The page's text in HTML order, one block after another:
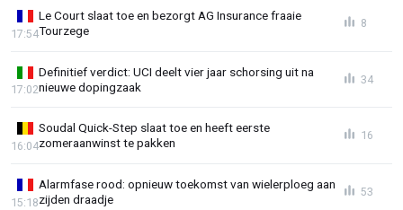
Le Court slaat toe en bezorgt AG Insurance fraaie
Tourzege
17:54
8
Definitief verdict: UCI deelt vier jaar schorsing uit na
nieuwe dopingzaak
17:02
34
Soudal Quick-Step slaat toe en heeft eerste
zomeraanwinst te pakken
16:04
16
Alarmfase rood: opnieuw toekomst van wielerploeg aan
zijden draadje
15:18
53